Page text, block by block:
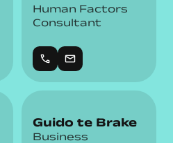
Human Factors
Consultant
call mail
Guido te Brake
Business